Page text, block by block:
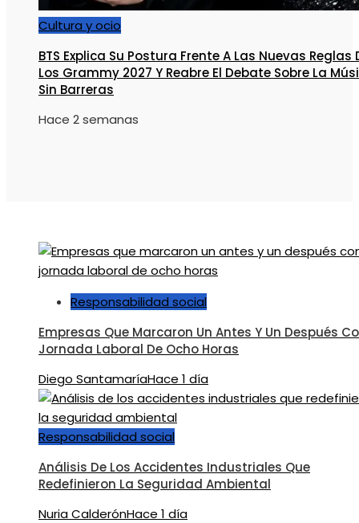
Cultura y ocio
BTS Explica Su Postura Frente A Las Nuevas Reglas
Los Grammy 2027 Y Reabre El Debate Sobre La
Sin Barreras
Hace 2 semanas
Responsabilidad social
Empresas Que Marcaron Un Antes Y Un Después
Jornada Laboral De Ocho Horas
Diego SantamaríaHace 1 día
Responsabilidad social
Análisis De Los Accidentes Industriales Que
Redefinieron La Seguridad Ambiental
Nuria CalderónHace 1 día